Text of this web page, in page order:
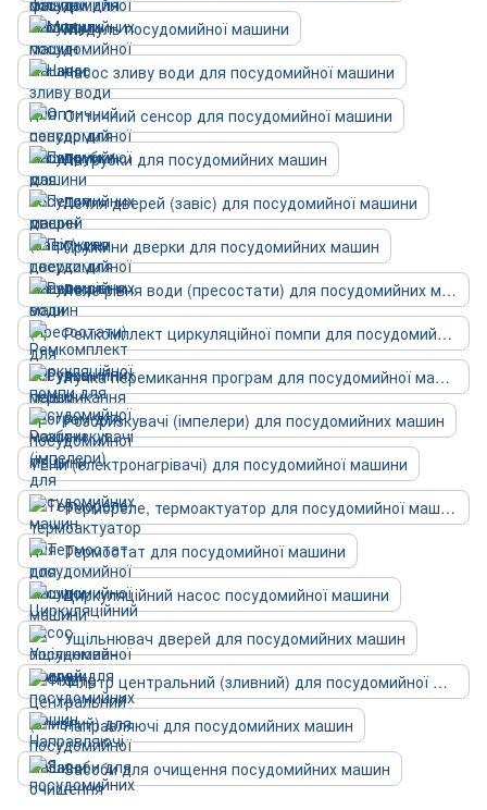
Модуль посудомийної машини
Насос зливу води для посудомийної машини
Оптичний сенсор для посудомийної машини
Патрубки для посудомийних машин
Петля дверей (завіс) для посудомийної машини
Пружини дверки для посудомийних машин
Реле рівня води (пресостати) для посудомийних машин
Ремкомплект циркуляційної помпи для посудомийної машини
Ручка перемикання програм для посудомийної машини
Розбризкувачі (імпелери) для посудомийних машин
ТЕНи (електронагрівачі) для посудомийної машини
Термореле, термоактуатор для посудомийної машини
Термостат для посудомийної машини
Циркуляційний насос посудомийної машини
Ущільнювач дверей для посудомийних машин
Фільтр центральний (зливний) для посудомийної машини
Направляючі для посудомийних машин
Засоби для очищення посудомийних машин